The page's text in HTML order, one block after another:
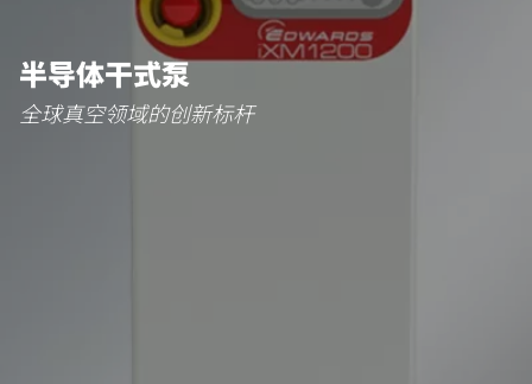
半导体干式泵
全球真空领域的创新标杆